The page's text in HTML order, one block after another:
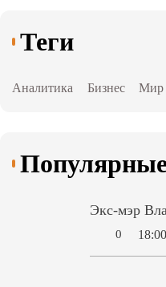
Теги
Аналитика Бизнес Мир
Экс-мэр
0